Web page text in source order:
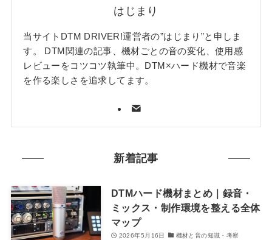
はじまり
当サイトDTM DRIVER!運営者の”はじまり”と申しま
す。 DTM関連の記事、機材ごとの音の変化、使用感
レビューをコツコツ執筆中。DTM×ハード機材で音楽
を作る楽しさを追求してます。
新着記事
DTMハード機材まとめ｜録音・
ミックス・制作環境を整える全体
マップ
2026年5月16日 機材と音の知識・考察